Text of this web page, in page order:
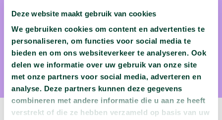
Deze website maakt gebruik van cookies
We gebruiken cookies om content en advertenties te
personaliseren, om functies voor social media te
bieden en om ons websiteverkeer te analyseren. Ook
delen we informatie over uw gebruik van onze site
met onze partners voor social media, adverteren en
analyse. Deze partners kunnen deze gegevens
combineren met andere informatie die u aan ze heeft
verstrekt of die ze hebben verzameld op basis van uw
Dr. Thijs Launspach is als psycholoog verbonden aan de
Universiteit van Amsterdam, waar hij Millennials onder de
loep legt, oftewel de oudere jongeren van nu, met al hun
kansen en valkuilen.</strong>